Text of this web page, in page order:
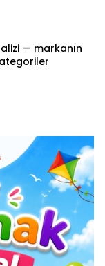
— markanın